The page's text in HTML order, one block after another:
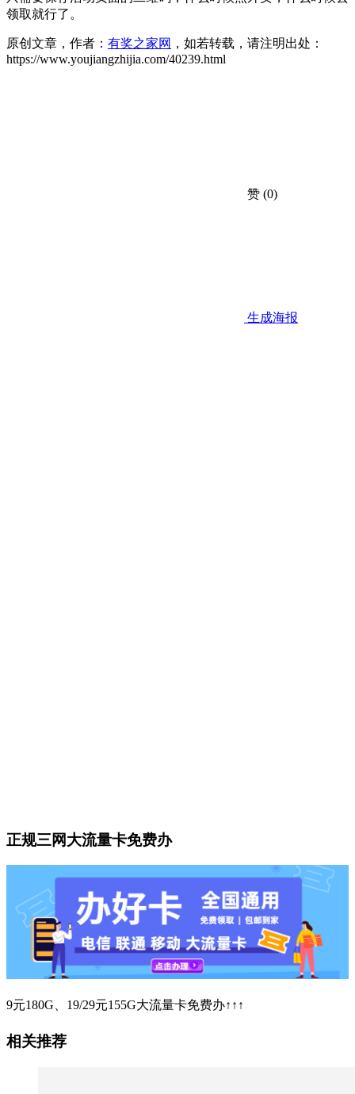
领取就行了。
原创文章，作者： 有奖之家网 ，如若转载，请注明出处：
https://www.youjiangzhijia.com/40239.html
赞 (0)
生成海报
正规三网大流量卡免费办
9元180G、19/29元155G大流量卡免费办↑↑↑
相关推荐